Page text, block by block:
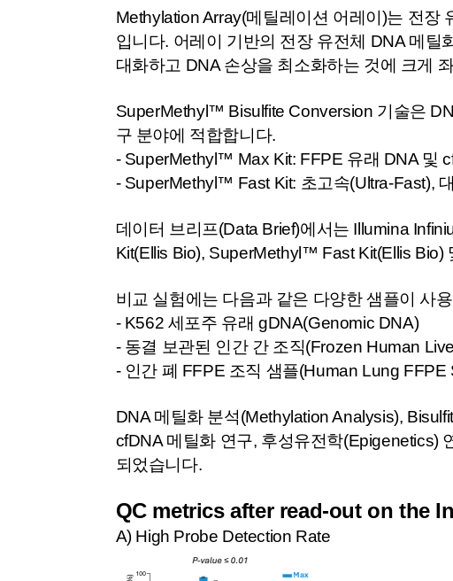
Methylation Array(메틸레이션 어레이)는 전장
입니다. 어레이 기반의 전장 유전체 DNA 메
대화하고 DNA 손상을 최소화하는 것에 크게
SuperMethyl™ Bisulfite Conversion 기술은
구 분야에 적합합니다.
- SuperMethyl™ Max Kit: FFPE 유래 DNA 및
- SuperMethyl™ Fast Kit: 초고속(Ultra-Fast),
데이터 브리프(Data Brief)에서는 Illumina
Kit(Ellis Bio), SuperMethyl™ Fast Kit(Ellis
비교 실험에는 다음과 같은 다양한 샘플이 사
- K562 세포주 유래 gDNA(Genomic DNA)
- 동결 보관된 인간 간 조직(Frozen Human
- 인간 폐 FFPE 조직 샘플(Human Lung FFPE
DNA 메틸화 분석(Methylation Analysis),
cfDNA 메틸화 연구, 후성유전학(Epigenetics)
되었습니다.
QC metrics after read-out on the
A) High Probe Detection Rate